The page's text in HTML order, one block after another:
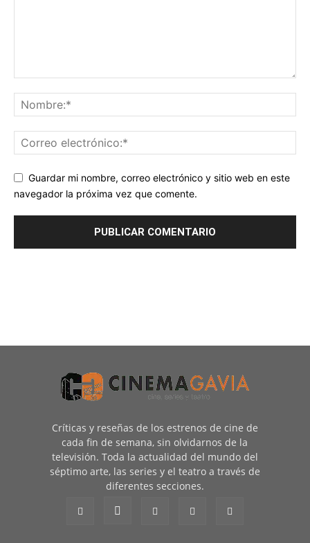
Guardar mi nombre, correo electrónico y sitio web en este
navegador la próxima vez que comente.
Críticas y reseñas de los estrenos de cine de
cada fin de semana, sin olvidarnos de la
televisión. Toda la actualidad del mundo del
séptimo arte, las series y el teatro a través de
diferentes secciones.